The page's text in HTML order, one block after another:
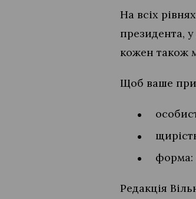
На всіх
президента,
кожен також
Щоб ваше
форма:
Редакція